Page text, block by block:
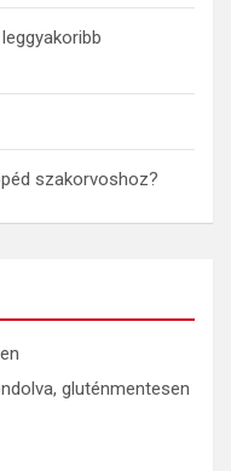
szakorvoshoz?
gluténmentesen